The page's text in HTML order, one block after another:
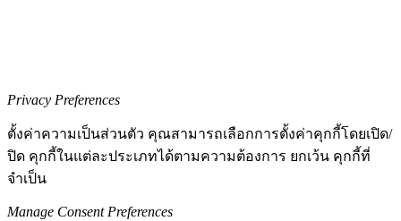
Privacy Preferences
ตั้งค่าความเป็นส่วนตัว คุณสามารถเลือกการตั้งค่าคุกกี้โดยเปิด/
ปิด คุกกี้ในแต่ละประเภทได้ตามความต้องการ ยกเว้น คุกกี้ที่
จำเป็น
Manage Consent Preferences